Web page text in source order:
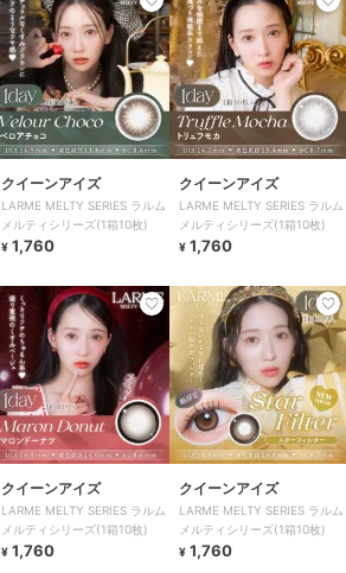
クイーンアイズ
LARME MELTY SERIES ラルム
メルティシリーズ(1箱10枚)
¥ 1,760
クイーンアイズ
LARME MELTY SERIES ラルム
メルティシリーズ(1箱10枚)
¥ 1,760
クイーンアイズ
LARME MELTY SERIES ラルム
メルティシリーズ(1箱10枚)
¥ 1,760
クイーンアイズ
LARME MELTY SERIES ラルム
メルティシリーズ(1箱10枚)
¥ 1,760